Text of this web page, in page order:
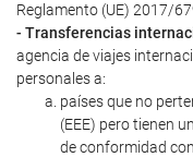
Reglamento (UE) 2017/
- Transferencias
agencia de viajes
personales a:
países que no
(EEE) pero tienen
de conformidad